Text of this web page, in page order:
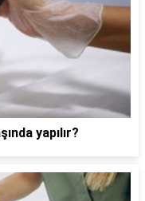
yapılır?